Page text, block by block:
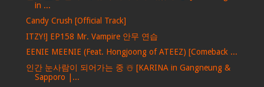
in ...
Candy Crush [Official Track]
ITZY!] EP158 Mr. Vampire 안무 연습
EENIE MEENIE (Feat. Hongjoong of ATEEZ) [Comeback ...
인간 눈사람이 되어가는 중 ☃️ [KARINA in Gangneung &
Sapporo |...